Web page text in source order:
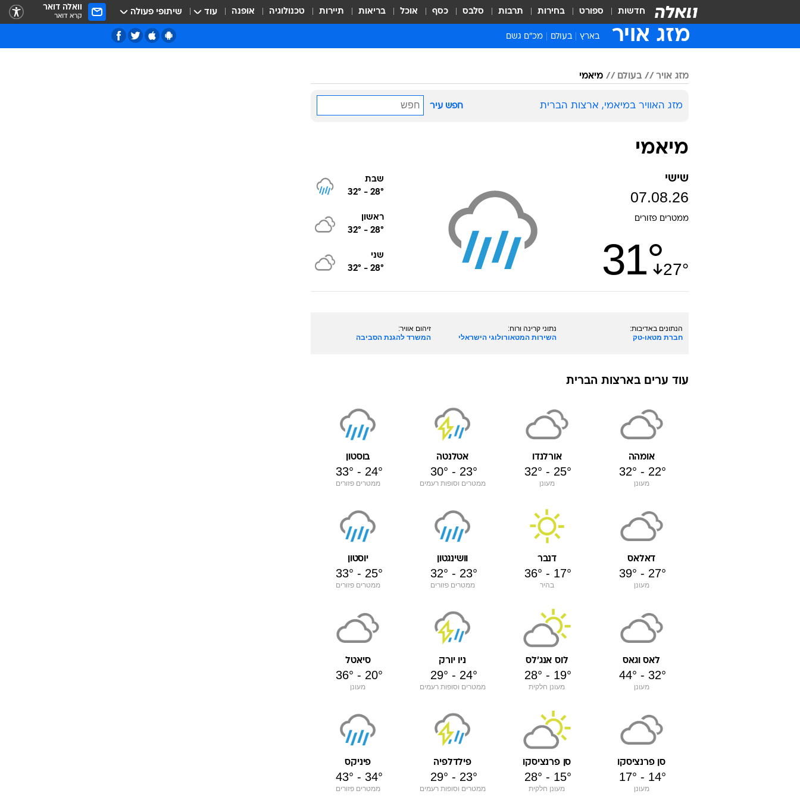
חדשות ספורט בחירות תרבות סלבס כסף אוכל בריאות תיירות טכנולוגיה אופנה עוד שיתופי פעולה וואלה דואר
קרא דואר
מזג אויר בארץ
ירושלים
אילת
עין גדי
בעולם מכ"ם גשם
מזג אויר בעולם מיאמי
מזג האוויר במיאמי, ארצות הברית חפש עיר
מיאמי
שישי
07.08.26
ממטרים פזורים
27°
31°
שבת
28°
-
32°
ראשון
28°
-
32°
שני
28°
-
32°
הנתונים באדיבות:
חברת מטאו-טק
נתוני קרינה ורוח:
השירות המטאורולוגי הישראלי
זיהום אוויר:
המשרד להגנת הסביבה
עוד ערים בארצות הברית
אומהה
22°
-
32°
מעונן
אורלנדו
25°
-
32°
מעונן
אטלנטה
23°
-
30°
ממטרים וסופות רעמים
בוסטון
24°
-
33°
ממטרים פזורים
דאלאס
27°
-
39°
מעונן
דנבר
17°
-
36°
בהיר
וושינגטון
23°
-
32°
ממטרים פזורים
יוסטון
25°
-
33°
ממטרים פזורים
לאס וגאס
32°
-
44°
מעונן
לוס אנג'לס
19°
-
28°
מעונן חלקית
ניו יורק
24°
-
29°
ממטרים וסופות רעמים
סיאטל
20°
-
36°
מעונן
סן פרנציסקו
14°
-
17°
מעונן
סן פרנציסקו
15°
-
28°
מעונן חלקית
פילדלפיה
23°
-
29°
ממטרים וסופות רעמים
פיניקס
34°
-
43°
ממטרים פזורים